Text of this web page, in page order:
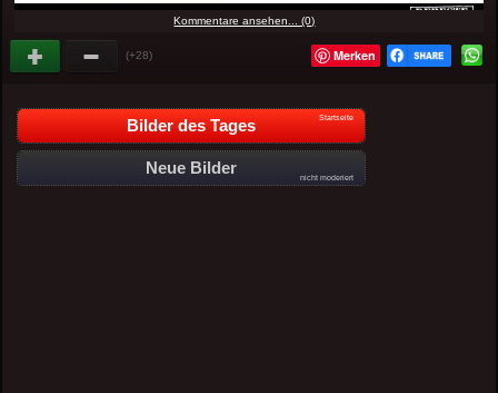
Kommentare ansehen... (0)
(+28) Merken
Bilder des Tages Startseite
Neue Bilder
nicht moderiert